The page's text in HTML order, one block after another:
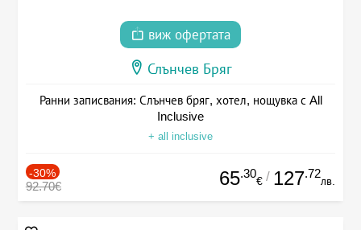
виж офертата
Слънчев Бряг
Ранни записвания: Слънчев бряг, хотел, нощувка с All
Inclusive
+ all inclusive
-30%
92.70€ 65.30
€ / 127.72
лв.